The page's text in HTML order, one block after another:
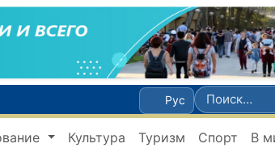
Рус
Культура Туризм Спорт В